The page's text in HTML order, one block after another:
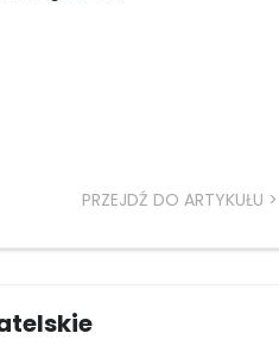
PRZEJDŹ DO ARTYKUŁU